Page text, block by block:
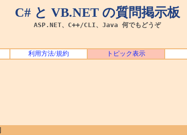
C# と VB.NET の質問掲示板
ASP.NET、C++/CLI、Java 何でもどうぞ
利用方法/規約 トピック表示